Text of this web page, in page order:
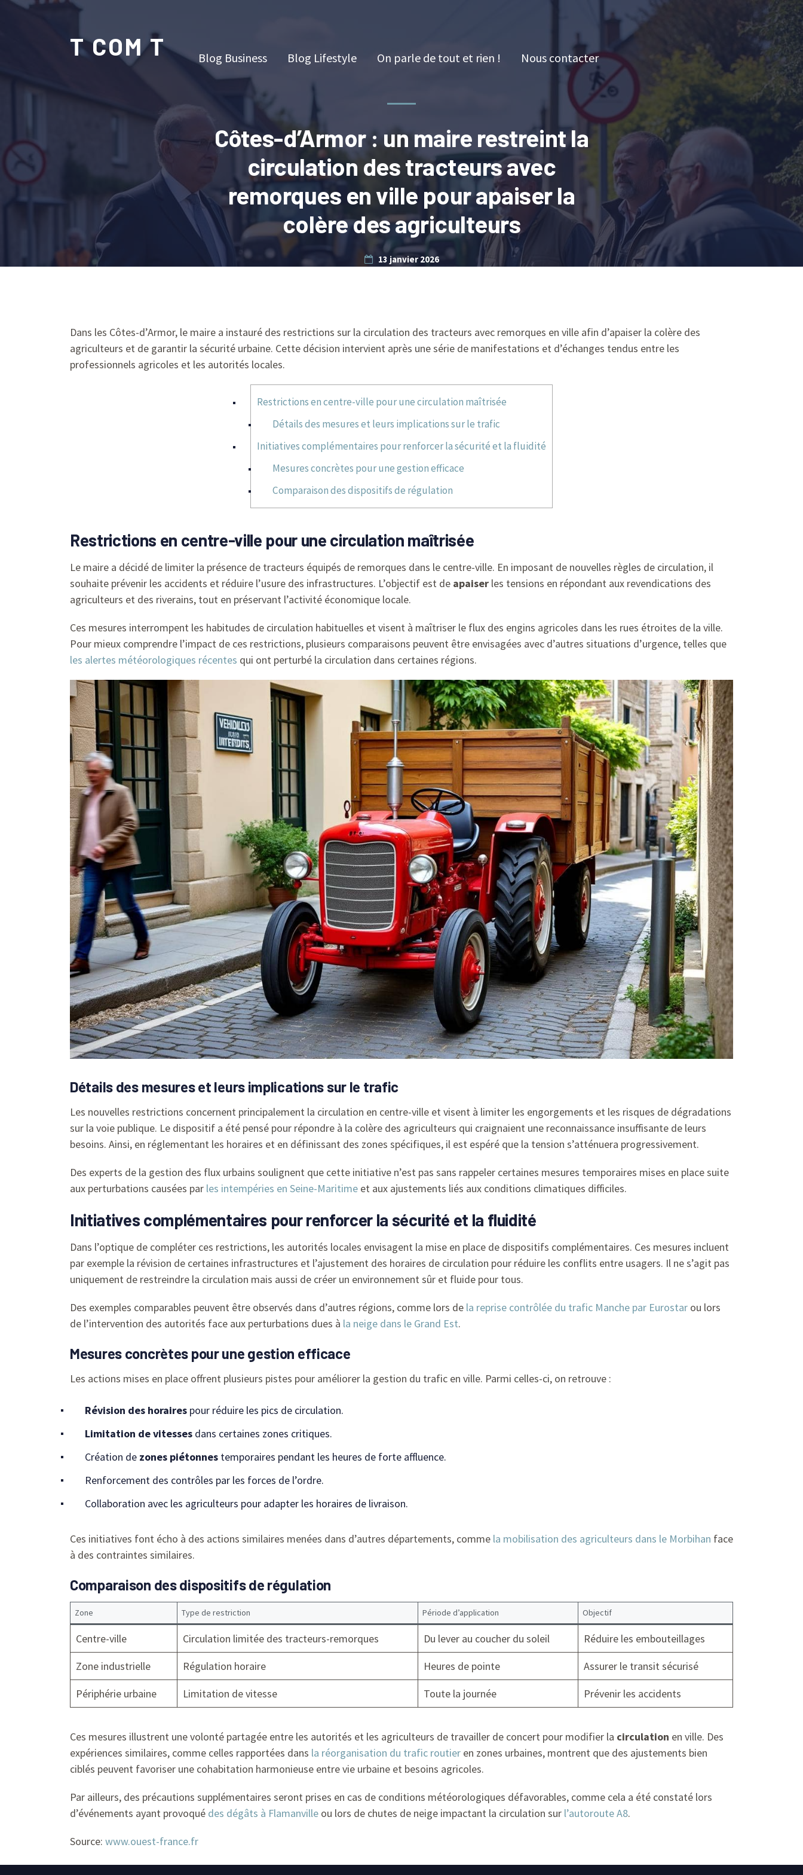
T COM T Blog Business Blog Lifestyle On parle de tout et rien ! Nous contacter
Côtes-d’Armor : un maire restreint la
circulation des tracteurs avec
remorques en ville pour apaiser la
colère des agriculteurs
13 janvier 2026
Dans les Côtes-d’Armor, le maire a instauré des restrictions sur la circulation des tracteurs avec remorques en ville afin d’apaiser la colère des
agriculteurs et de garantir la sécurité urbaine. Cette décision intervient après une série de manifestations et d’échanges tendus entre les
professionnels agricoles et les autorités locales.
Restrictions en centre-ville pour une circulation maîtrisée
Détails des mesures et leurs implications sur le trafic
Initiatives complémentaires pour renforcer la sécurité et la fluidité
Mesures concrètes pour une gestion efficace
Comparaison des dispositifs de régulation
Restrictions en centre-ville pour une circulation maîtrisée
Le maire a décidé de limiter la présence de tracteurs équipés de remorques dans le centre-ville. En imposant de nouvelles règles de circulation, il
souhaite prévenir les accidents et réduire l’usure des infrastructures. L’objectif est de apaiser les tensions en répondant aux revendications des
agriculteurs et des riverains, tout en préservant l’activité économique locale.
Ces mesures interrompent les habitudes de circulation habituelles et visent à maîtriser le flux des engins agricoles dans les rues étroites de la ville.
Pour mieux comprendre l’impact de ces restrictions, plusieurs comparaisons peuvent être envisagées avec d’autres situations d’urgence, telles que
les alertes météorologiques récentes qui ont perturbé la circulation dans certaines régions.
Détails des mesures et leurs implications sur le trafic
Les nouvelles restrictions concernent principalement la circulation en centre-ville et visent à limiter les engorgements et les risques de dégradations
sur la voie publique. Le dispositif a été pensé pour répondre à la colère des agriculteurs qui craignaient une reconnaissance insuffisante de leurs
besoins. Ainsi, en réglementant les horaires et en définissant des zones spécifiques, il est espéré que la tension s’atténuera progressivement.
Des experts de la gestion des flux urbains soulignent que cette initiative n’est pas sans rappeler certaines mesures temporaires mises en place suite
aux perturbations causées par les intempéries en Seine-Maritime et aux ajustements liés aux conditions climatiques difficiles.
Initiatives complémentaires pour renforcer la sécurité et la fluidité
Dans l’optique de compléter ces restrictions, les autorités locales envisagent la mise en place de dispositifs complémentaires. Ces mesures incluent
par exemple la révision de certaines infrastructures et l’ajustement des horaires de circulation pour réduire les conflits entre usagers. Il ne s’agit pas
uniquement de restreindre la circulation mais aussi de créer un environnement sûr et fluide pour tous.
Des exemples comparables peuvent être observés dans d’autres régions, comme lors de la reprise contrôlée du trafic Manche par Eurostar ou lors
de l’intervention des autorités face aux perturbations dues à la neige dans le Grand Est.
Mesures concrètes pour une gestion efficace
Les actions mises en place offrent plusieurs pistes pour améliorer la gestion du trafic en ville. Parmi celles-ci, on retrouve :
Révision des horaires pour réduire les pics de circulation.
Limitation de vitesses dans certaines zones critiques.
Création de zones piétonnes temporaires pendant les heures de forte affluence.
Renforcement des contrôles par les forces de l’ordre.
Collaboration avec les agriculteurs pour adapter les horaires de livraison.
Ces initiatives font écho à des actions similaires menées dans d’autres départements, comme la mobilisation des agriculteurs dans le Morbihan face
à des contraintes similaires.
Comparaison des dispositifs de régulation
Zone Type de restriction Période d’application Objectif
Centre-ville Circulation limitée des tracteurs-remorques Du lever au coucher du soleil
Réduire les embouteillages
Zone industrielle
Régulation horaire Heures de pointe
Assurer le transit sécurisé
Périphérie urbaine
Limitation de vitesse Toute la journée Prévenir les accidents
Ces mesures illustrent une volonté partagée entre les autorités et les agriculteurs de travailler de concert pour modifier la circulation en ville. Des
expériences similaires, comme celles rapportées dans la réorganisation du trafic routier en zones urbaines, montrent que des ajustements bien
ciblés peuvent favoriser une cohabitation harmonieuse entre vie urbaine et besoins agricoles.
Par ailleurs, des précautions supplémentaires seront prises en cas de conditions météorologiques défavorables, comme cela a été constaté lors
d’événements ayant provoqué des dégâts à Flamanville ou lors de chutes de neige impactant la circulation sur l’autoroute A8.
Source: www.ouest-france.fr